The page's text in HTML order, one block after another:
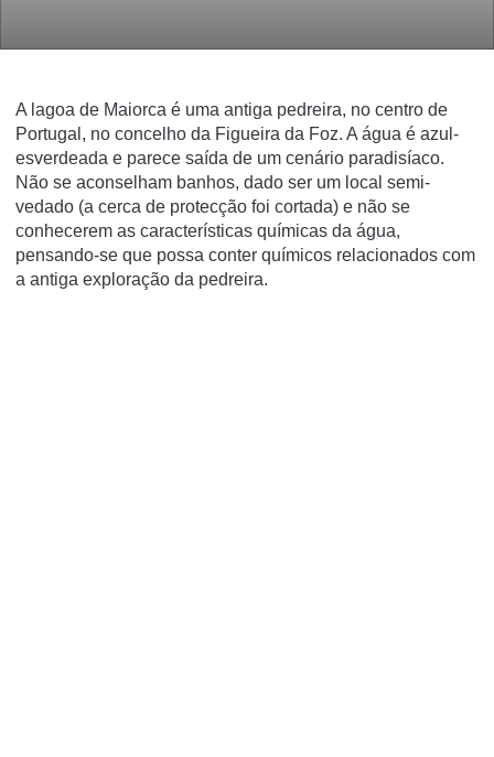
A lagoa de Maiorca é uma antiga pedreira, no centro de
Portugal, no concelho da Figueira da Foz. A água é azul-
esverdeada e parece saída de um cenário paradisíaco.
Não se aconselham banhos, dado ser um local semi-
vedado (a cerca de protecção foi cortada) e não se
conhecerem as características químicas da água,
pensando-se que possa conter químicos relacionados com
a antiga exploração da pedreira.